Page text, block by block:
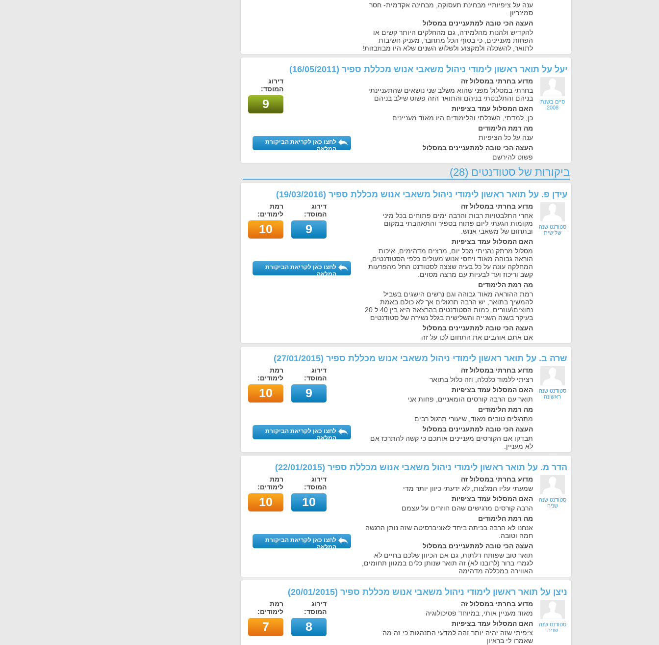
ענה על ציפיותיי מבחינת תעסוקה, מבחינה אקדמית- חסר
סמינריון.
העצה הכי טובה למתעניינים במסלול
להקדיש ולהנות מהלמידה, גם מהחלקים היותר קשים או
הפחות מעניינים, כי בסוף הכל מתחבר, מעניק חשיבות
לתואר, להשכלה ולמקצוע ולשלוש השנים שלא היו מבוזבזות!
יעל על תואר ראשון לימודי ניהול משאבי אנוש מכללת ספיר (16/05/2011)
סיים בשנת
2008
מדוע בחרתי במסלול זה
בחרתי במסלול מפני שהוא משלב שני נושאים שהתעניינתי
בניהם והתלבטתי בניהם והתואר הזה פשוט שילב בניהם
האם המסלול עמד בציפיות
כן, למדתי, השכלתי והלימודים היו מאוד מעניינים
מה רמת הלימודים
ענה על כל הציפיות
העצה הכי טובה למתעניינים במסלול
פשוט להירשם
דירוג
המוסד:
9
לחצו כאן לקריאת הביקורת
המלאה
ביקורות של סטודנטים (28)
עידן פ. על תואר ראשון לימודי ניהול משאבי אנוש מכללת ספיר (
19/03/2016
)
סטודנט שנה
שלישית
מדוע בחרתי במסלול זה
אחרי התלבטויות רבות והרבה ימים פתוחים בכל מיני
מקומות הגעתי ליום פתוח בספיר והתאהבתי במקום
ובתחום של משאבי אנוש.
האם המסלול עמד בציפיות
מסלול מרתק נהניתי מכל יום, מרצים מדהימים, איכות
הוראה גבוהה מאוד ויחסי אנוש מעולים כלפי הסטודנטים,
המחלקה עונה על כל בעיה שצצה לסטודנט החל מהפרעות
קשב וריכוז ועד לבעיות עם מרצה מסוים.
מה רמת הלימודים
רמת ההוראה מאוד גבוהה וגם נרשים הישגים בשביל
להמשיך בתואר, יש הרבה תרגולים אך לא כולם באמת
נחוצים\עוזרים. כמות הסטודנטים בהרצאה היא בין 40 ל 20
בעיקר בשנה השנייה והשלישית בגלל נשירה של סטודנטים
העצה הכי טובה למתעניינים במסלול
אם אתם אוהבים את התחום לכו על זה
רמת
לימודים:
10
דירוג
המוסד:
9
לחצו כאן לקריאת הביקורת
המלאה
שרה ב. על תואר ראשון לימודי ניהול משאבי אנוש מכללת ספיר (
27/01/2015
)
סטודנט שנה
ראשונה
מדוע בחרתי במסלול זה
רציתי ללמוד כלכלה, וזה כלול בתואר
האם המסלול עמד בציפיות
תואר עם הרבה קורסים הומאניים, פחות אני
מה רמת הלימודים
מתרגלים טובים מאוד, שיעורי תרגול רבים
העצה הכי טובה למתעניינים במסלול
תבדקו אם הקורסים מעניינים אותכם כי קשה להתרכז אם
לא מעניין.
רמת
לימודים:
10
דירוג
המוסד:
9
לחצו כאן לקריאת הביקורת
המלאה
הדר מ. על תואר ראשון לימודי ניהול משאבי אנוש מכללת ספיר (
22/01/2015
)
סטודנט שנה
שניה
מדוע בחרתי במסלול זה
שמעתי עליו המלצות, לא ידעתי כיוון יותר מדי
האם המסלול עמד בציפיות
הרבה קורסים מרגישים שהם חוזרים על עצמם
מה רמת הלימודים
אנחנו לא הרבה בכיתה ביחד לאוניברסיטה שזה נותן הרגשה
חמה וטובה.
העצה הכי טובה למתעניינים במסלול
תואר טוב שפותח דלתות, גם אם הכיוון שלכם בחיים לא
לגמרי ברור (לרובנו לא) זה תואר שנותן כלים במגוון תחומים,
האווירה במכללה מדהימה
רמת
לימודים:
10
דירוג
המוסד:
10
לחצו כאן לקריאת הביקורת
המלאה
ניצן על תואר ראשון לימודי ניהול משאבי אנוש מכללת ספיר (
20/01/2015
)
סטודנט שנה
שניה
מדוע בחרתי במסלול זה
מאוד מעניין אותי, במיוחד פסיכולוגיה
האם המסלול עמד בציפיות
ציפיתי שזה יהיה יותר זהה למדעי התנהגות כי זה מה
שאמרו לי בראיון
רמת
לימודים:
7
דירוג
המוסד:
8